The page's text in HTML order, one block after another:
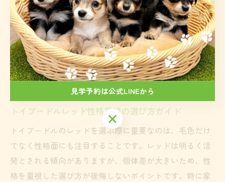
ードル レッド 退色 画像」などで実例を確認し、将来の
イメージを持って選ぶことが後悔しないポイントとなり
ます。
性格重視ならレッドはどう選ぶ？
トイプードルレッド性格重視の選び方ガイド
トイプードルのレッドを選ぶ際に重要なのは、毛色だけ
でなく性格面にも注目することです。レッドは明るく活
発とされる傾向がありますが、個体差が大きいため、性
格を重視した選び方が後悔しないポイントです。特に家
見学予約は公式LINEから
見学予約は公式LINEから